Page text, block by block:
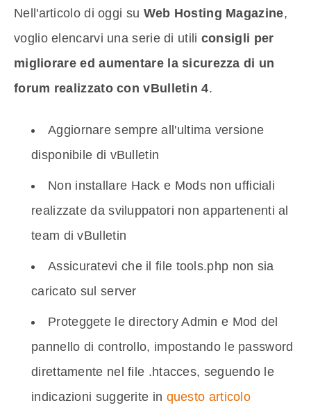
Nell'articolo di oggi su Web Hosting Magazine,
voglio elencarvi una serie di utili consigli per
migliorare ed aumentare la sicurezza di un
forum realizzato con vBulletin 4.
Aggiornare sempre all'ultima versione
disponibile di vBulletin
Non installare Hack e Mods non ufficiali
realizzate da sviluppatori non appartenenti al
team di vBulletin
Assicuratevi che il file tools.php non sia
caricato sul server
Proteggete le directory Admin e Mod del
pannello di controllo, impostando le password
direttamente nel file .htacces, seguendo le
indicazioni suggerite in questo articolo